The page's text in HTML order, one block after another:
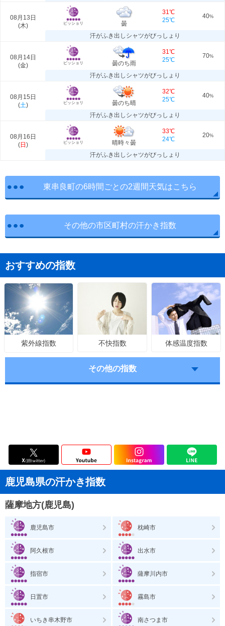
08月13日
(木) ビッショリ 曇
31℃
25℃
40%
汗がふき出しシャツがびっしょり
08月14日
(金) ビッショリ 曇のち雨
31℃
25℃
70%
汗がふき出しシャツがびっしょり
08月15日
(土) ビッショリ 曇のち晴
32℃
25℃
40%
汗がふき出しシャツがびっしょり
08月16日
(日 ) ビッショリ 晴時々曇
33℃
24℃
20%
汗がふき出しシャツがびっしょり
東串良町の6時間ごとの2週間天気はこちら
その他の市区町村の汗かき指数
おすすめの指数
紫外線指数 不快指数 体感温度指数
その他の指数
鹿児島県の汗かき指数
薩摩地方(鹿児島)
鹿児島市 枕崎市
阿久根市 出水市
指宿市 薩摩川内市
日置市 霧島市
いちき串木野市 南さつま市